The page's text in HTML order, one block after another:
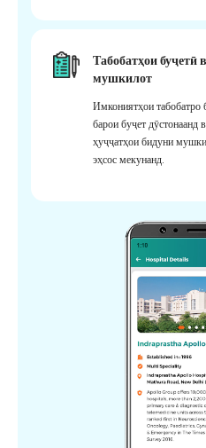
Табобатҳои буҷетӣ
мушкилот
Имкониятҳои табобатро
барои буҷет дӯстонаанд
ҳуҷҷатҳои бидуни
эҳсос мекунанд.